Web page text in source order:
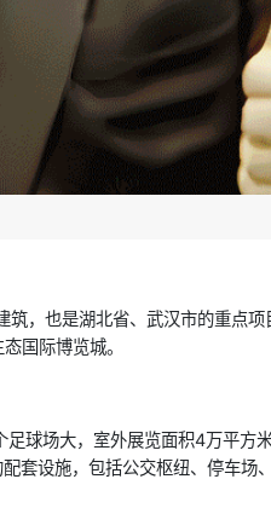
，也是湖北省、武汉市的重点
国际博览城。
场大，室外展览面积4万平方
套设施，包括公交枢纽、停车场